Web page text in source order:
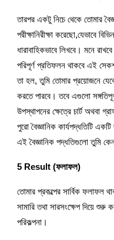
তারপর একটু নিচে থেকে তোমার
পরীক্ষানিরীক্ষা করেছো,যেভাবে
ধারাবাহিকভাবে লিখবে। মনে
পরিপূর্ণ প্রতিফলন থাকবে এই
তা হল, তুমি তোমার প্রয়োজনে
করতে পারবে। তবে এগুলো
উপস্থাপনের ক্ষেত্রে চার্ট অথবা
পুরো বৈজ্ঞানিক কার্যপদ্ধতিটি
এই বৈজ্ঞানিক পদ্ধতিগুলো তুমি
5 Result (ফলাফল)
তোমার প্রকল্পের সার্বিক ফলাফল
সামারি তথা সারসংক্ষেপ দিয়ে
পরিকল্পনা।